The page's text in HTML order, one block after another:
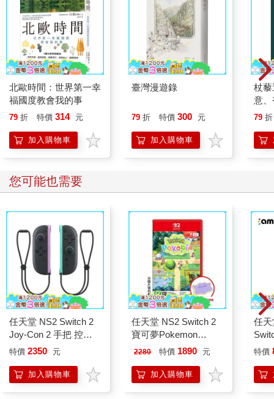
北歐時間：世界第一幸
福國度教會我的事
79 折 特價 314 元
加入購物車
臺灣漫遊錄
79 折 特價 300 元
加入購物車
杖
意
恭
79 折
您可能也需要
任天堂 NS2 Switch 2
Joy-Con 2 手把 控制
器 淺紫 / 淺綠（台灣
特價 2350 元
加入購物車
任天堂 NS2 Switch 2
寶可夢Pokemon
Pokopia慢活沙盒 國際
2280 特價 1890 元
加入購物車
任
潔
特價